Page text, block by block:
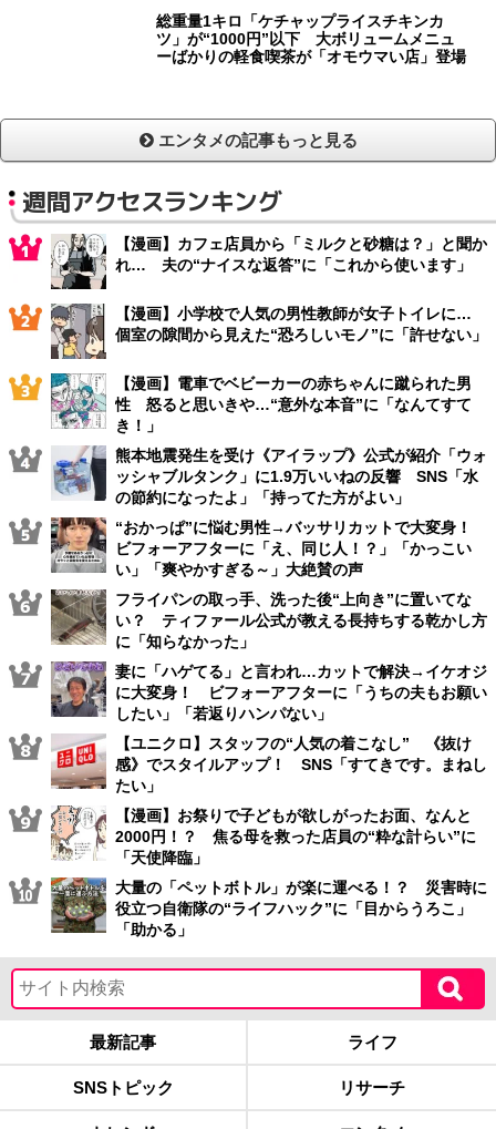
総重量1キロ「ケチャップライスチキンカ
ツ」が“1000円”以下 大ボリュームメニュ
ーばかりの軽食喫茶が「オモウマい店」登場
エンタメの記事もっと見る
週間アクセスランキング
【漫画】カフェ店員から「ミルクと砂糖は？」と聞か
れ… 夫の“ナイスな返答”に「これから使います」
【漫画】小学校で人気の男性教師が女子トイレに…
個室の隙間から見えた“恐ろしいモノ”に「許せない」
【漫画】電車でベビーカーの赤ちゃんに蹴られた男
性 怒ると思いきや…“意外な本音”に「なんてすて
き！」
熊本地震発生を受け《アイラップ》公式が紹介「ウォ
ッシャブルタンク」に1.9万いいねの反響 SNS「水
の節約になったよ」「持ってた方がよい」
“おかっぱ”に悩む男性→バッサリカットで大変身！
ビフォーアフターに「え、同じ人！？」「かっこい
い」「爽やかすぎる～」大絶賛の声
フライパンの取っ手、洗った後“上向き”に置いてな
い？ ティファール公式が教える長持ちする乾かし方
に「知らなかった」
妻に「ハゲてる」と言われ…カットで解決→イケオジ
に大変身！ ビフォーアフターに「うちの夫もお願い
したい」「若返りハンパない」
【ユニクロ】スタッフの“人気の着こなし” 《抜け
感》でスタイルアップ！ SNS「すてきです。まねし
たい」
【漫画】お祭りで子どもが欲しがったお面、なんと
2000円！？ 焦る母を救った店員の“粋な計らい”に
「天使降臨」
大量の「ペットボトル」が楽に運べる！？ 災害時に
役立つ自衛隊の“ライフハック”に「目からうろこ」
「助かる」
最新記事 ライフ
SNSトピック リサーチ